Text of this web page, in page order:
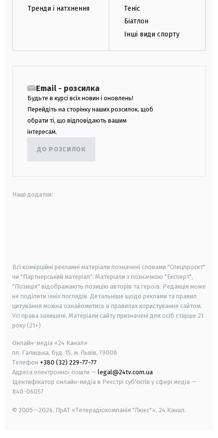
Тренди і натхнення
Теніс
Біатлон
Інші види спорту
Email - розсилка
Будьте в курсі всіх новин і оновлень!
Перейдіть на сторінку наших розсилок, щоб
обрати ті, що відповідають вашим
інтересам.
ДО РОЗСИЛОК
Наші додатки:
Всі комерційні рекламні матеріали позначені словами "Спецпроєкт"
чи "Партнерський матеріал". Матеріали з позначкою "Експерт",
"Позиція" відображають позицію авторів та героїв. Редакція може
не поділяти їхніх поглядів. Детальніше щодо реклами та правил
цитування можна ознайомитись в правилах користування сайтом.
Усі права захищені. Матеріали сайту призначені для осіб старше 21
року (21+)
Онлайн-медіа «24 Канал»
пл. Галицька, буд. 15, м. Львів, 79008
Телефон +380 (32) 229-77-77
Адреса електронної пошти — legal@24tv.com.ua
Ідентифікатор онлайн-медіа в Реєстрі суб'єктів у сфері медіа —
R40-06057
© 2005—2026, ПрАТ «Телерадіокомпанія "Люкс"», 24 Канал.